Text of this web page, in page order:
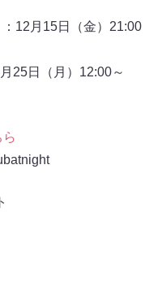
12月15日（金）21:00
25日（月）12:00～
ら